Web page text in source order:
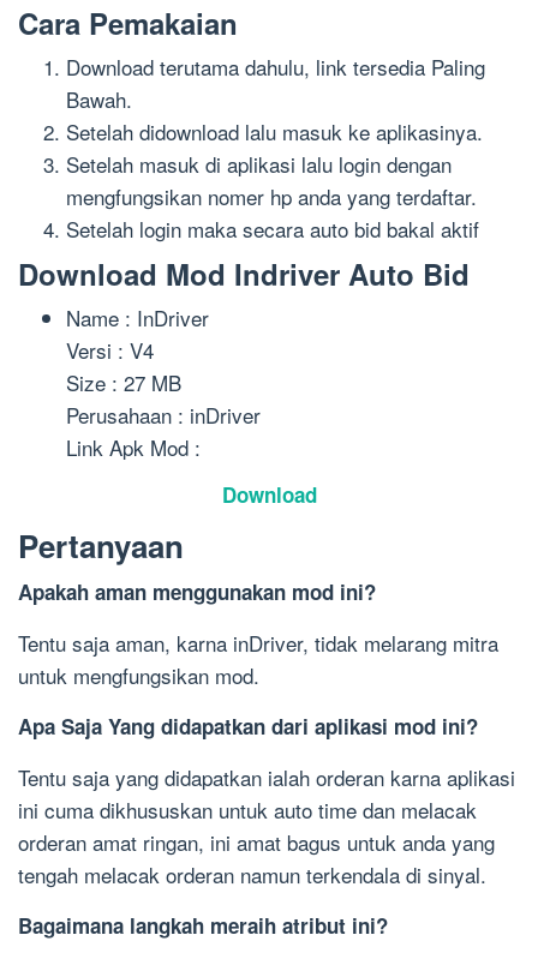
Cara Pemakaian
Download terutama dahulu, link tersedia Paling
Bawah.
Setelah didownload lalu masuk ke aplikasinya.
Setelah masuk di aplikasi lalu login dengan
mengfungsikan nomer hp anda yang terdaftar.
Setelah login maka secara auto bid bakal aktif
Download Mod Indriver Auto Bid
Name : InDriver
Versi : V4
Size : 27 MB
Perusahaan : inDriver
Link Apk Mod :
Download
Pertanyaan
Apakah aman menggunakan mod ini?
Tentu saja aman, karna inDriver, tidak melarang mitra
untuk mengfungsikan mod.
Apa Saja Yang didapatkan dari aplikasi mod ini?
Tentu saja yang didapatkan ialah orderan karna aplikasi
ini cuma dikhususkan untuk auto time dan melacak
orderan amat ringan, ini amat bagus untuk anda yang
tengah melacak orderan namun terkendala di sinyal.
Bagaimana langkah meraih atribut ini?